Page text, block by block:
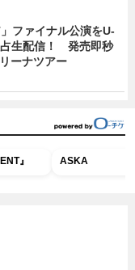
ファイナル公演をU-
占生配信！ 発売即秒
ーナツアー
』 ASKA